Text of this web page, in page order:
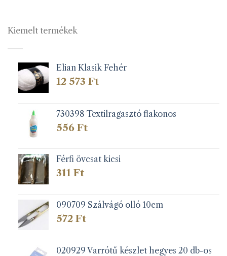
Kiemelt termékek
Elian Klasik Fehér
12 573 Ft
730398 Textilragasztó flakonos
556 Ft
Férfi övcsat kicsi
311 Ft
090709 Szálvágó olló 10cm
572 Ft
020929 Varrótű készlet hegyes 20 db-os